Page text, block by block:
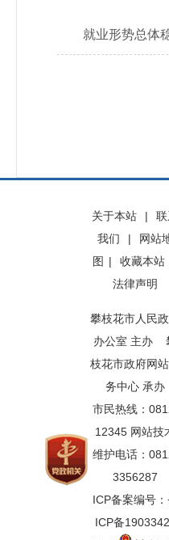
就业形势总体
关于本站 |
我们
|
网站
图 | 收藏本站
法律声明
攀枝花市人民
办公室 主办
枝花市政府网
务中心 承办
市民热线：
12345 网站技
维护电话：
3356287
ICP备案编号：
ICP备